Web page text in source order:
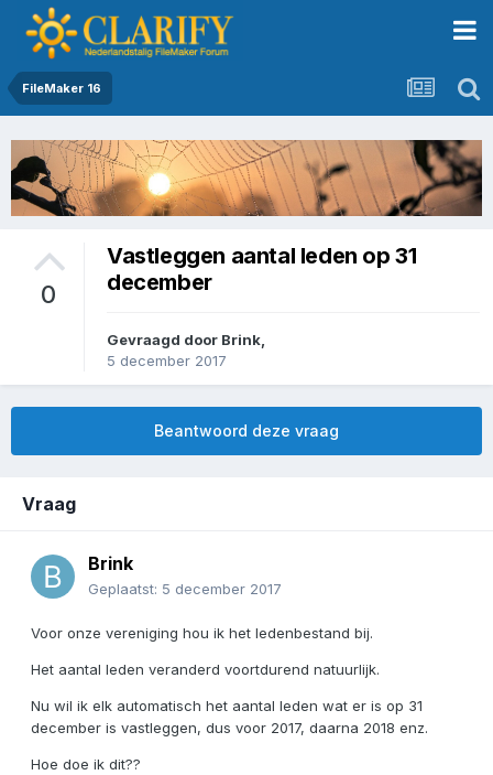
FileMaker 16
0
Vastleggen aantal leden op 31
december
Gevraagd door Brink
5 december 2017
Beantwoord deze vraag
Vraag
Brink
Geplaatst: 5 december 2017
Voor onze vereniging hou ik het ledenbestand bij.
Het aantal leden veranderd voortdurend natuurlijk.
Nu wil ik elk automatisch het aantal leden wat er is op 31
december is vastleggen, dus voor 2017, daarna 2018 enz.
Hoe doe ik dit??